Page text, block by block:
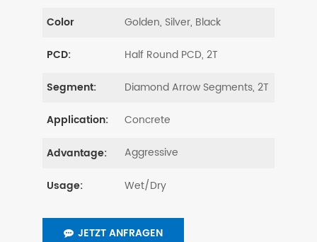
Color Golden, Silver, Black
PCD: Half Round PCD, 2T
Segment: Diamond Arrow Segments, 2T
Application: Concrete
Advantage: Aggressive
Usage: Wet/Dry
JETZT ANFRAGEN